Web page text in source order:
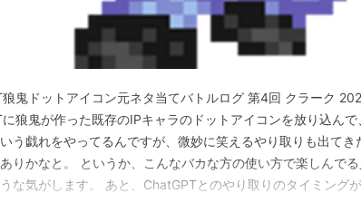
鬼ドットアイコン元ネタ当てバトルログ 第4回 クラーク
狼鬼が作った既存のIPキャラのドットアイコンを放り込んで
う戯れをやってるんですが、微妙に笑えるやり取りも出てき
りかなと。 というか、こんなバカな方の使い方で楽しんで
な気がします。 あと、ChatGPTとのやり取りのタイミング